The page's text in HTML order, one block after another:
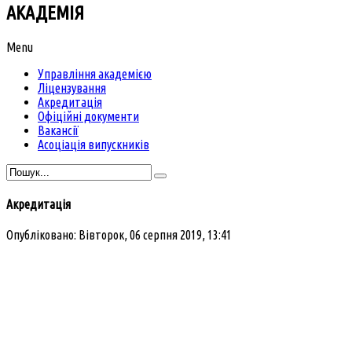
АКАДЕМІЯ
Menu
Управління академією
Ліцензування
Акредитація
Офіційні документи
Вакансії
Асоціація випускників
Акредитація
Опубліковано: Вівторок, 06 серпня 2019, 13:41